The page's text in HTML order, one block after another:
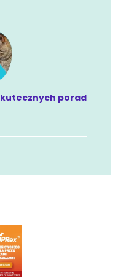
porad